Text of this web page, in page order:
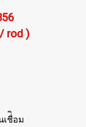
rod )
เชื่ิอม